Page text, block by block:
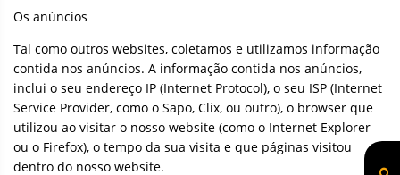
Os anúncios
Tal como outros websites, coletamos e utilizamos informação
contida nos anúncios. A informação contida nos anúncios,
inclui o seu endereço IP (Internet Protocol), o seu ISP (Internet
Service Provider, como o Sapo, Clix, ou outro), o browser que
utilizou ao visitar o nosso website (como o Internet Explorer
ou o Firefox), o tempo da sua visita e que páginas visitou
dentro do nosso website.